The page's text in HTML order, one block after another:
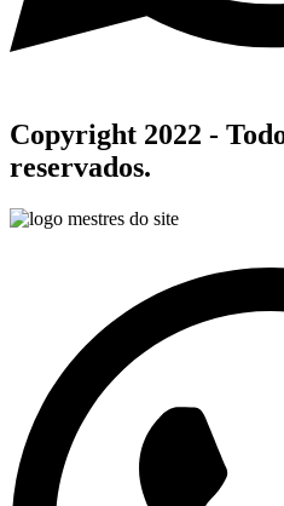
Copyright 2022 -
reservados.